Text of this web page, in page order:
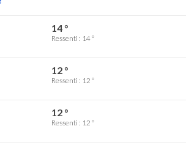
14 °
Ressenti : 14 °
12 °
Ressenti : 12 °
12 °
Ressenti : 12 °